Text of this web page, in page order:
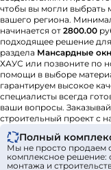
чтобы вы могли выбрать
вашего региона.
начинается от 2800.00
подходящее решение
раздела Мансардные
ХАУС или позвоните по
помощи в выборе
гарантируем высокое
специалисты всегда
ваши вопросы.
строительный проект с
Полный
Мы не просто продаем
комплексное решение:
монтажа и